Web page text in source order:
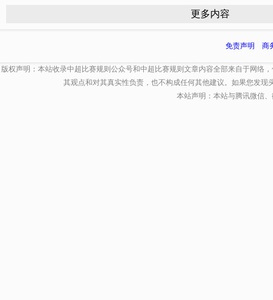
更多内容
免责声明 商
版权声明：本站收录中超比赛规则公众号和中超比赛规则文章内容全部来自于网络
其观点和对其真实性负责，也不构成任何其他建议。如果您发
本站声明：本站与腾讯微信